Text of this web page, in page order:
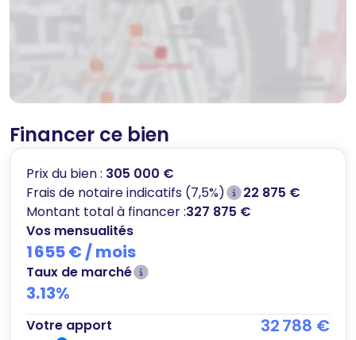
Financer ce bien
Prix du bien : 305 000 €
Frais de notaire indicatifs (7,5%)
22 875 €
Montant total à financer :327 875 €
Vos mensualités
1 655 € / mois
Taux de marché
3.13%
Votre apport 32 788 €